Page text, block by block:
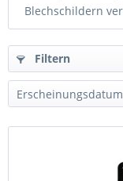
Blechschildern
Filtern